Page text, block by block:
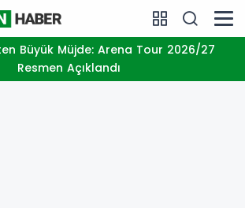
Heyecan Zirve Yaptı